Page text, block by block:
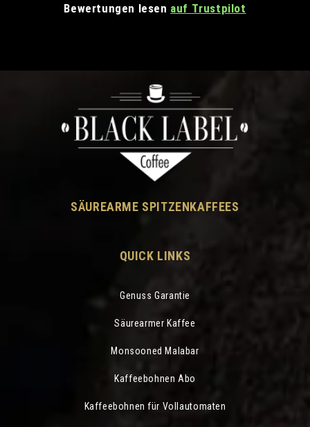
Bewertungen lesen auf Trustpilot
SÄUREARME SPITZENKAFFEES
QUICK LINKS
Genuss Garantie
Säurearmer Kaffee
Monsooned Malabar
Kaffeebohnen Abo
Kaffeebohnen für Vollautomaten